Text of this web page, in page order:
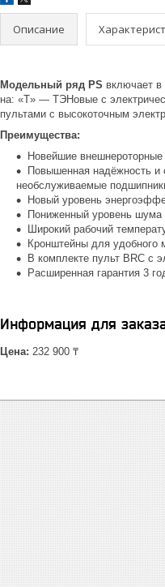
Описание
Модельный ряд PS включает в
на: «T» — ТЭНовые с
пультами с высокоточным
Преимущества:
Новейшие внешнероторные
Повышенная надёжность и
необслуживаемые
Новый уровень
Пониженный уровень шума
Широкий рабочий
Кронштейны для удобного
В комплекте пульт BRC с
Расширенная гарантия 3
Информация для
Цена: 232 900 ₸